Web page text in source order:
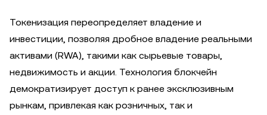
Токенизация переопределяет владение и
инвестиции, позволяя дробное владение реальными
активами (RWA), такими как сырьевые товары,
недвижимость и акции. Технология блокчейн
демократизирует доступ к ранее эксклюзивным
рынкам, привлекая как розничных, так и